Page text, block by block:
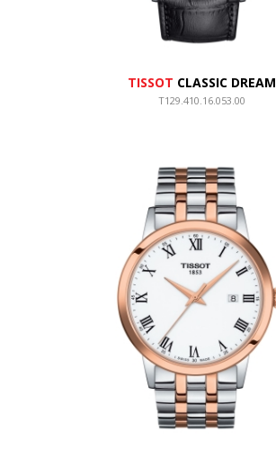
TISSOT CLASSIC DREAM
T129.410.16.053.00